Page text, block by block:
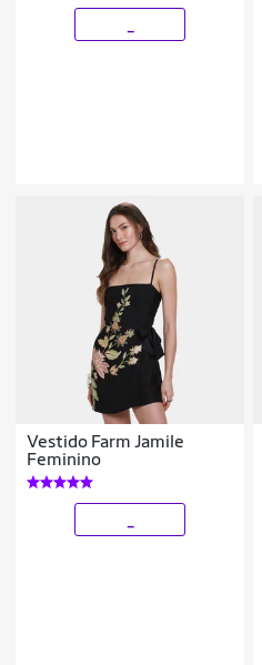
Vestido Farm Jamile
Feminino